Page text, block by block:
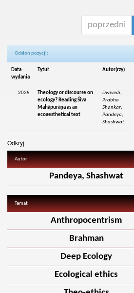
poprzedni
Odsłon pozycji:
Data
wydania
Tytuł Autor(rzy)
2025
Theology or discourse on
ecology? Reading Śiva
Mahāpurāṇa as an
ecoaesthetical text
Dwivedi,
Prabha
Shankar;
Pandeya,
Shashwat
Odkryj
Autor
Pandeya, Shashwat
Temat
Anthropocentrism
Brahman
Deep Ecology
Ecological ethics